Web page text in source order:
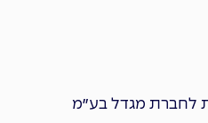
לחברת מגדל בע״מ